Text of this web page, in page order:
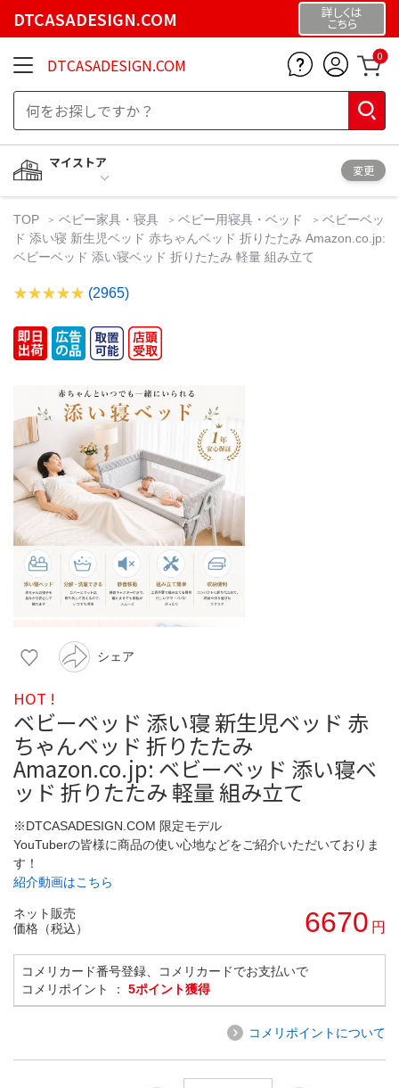
DTCASADESIGN.COM 詳しくは
こちら
DTCASADESIGN.COM 0
マイストア
変更
TOP ベビー家具・寝具 ベビー用寝具・ベッド
ベビーベッ
ド 添い寝 新生児ベッド 赤ちゃんベッド 折りたたみ Amazon.co.jp:
ベビーベッド 添い寝ベッド 折りたたみ 軽量 組み立て
(2965)
シェア
HOT !
ベビーベッド 添い寝 新生児ベッド 赤
ちゃんベッド 折りたたみ
Amazon.co.jp: ベビーベッド 添い寝ベ
ッド 折りたたみ 軽量 組み立て
※DTCASADESIGN.COM 限定モデル
YouTuberの皆様に商品の使い心地などをご紹介いただいておりま
す！
紹介動画はこちら
ネット販売
価格（税込）
6670 円
コメリカード番号登録、コメリカードでお支払いで
コメリポイント ： 5ポイント獲得
コメリポイントについて